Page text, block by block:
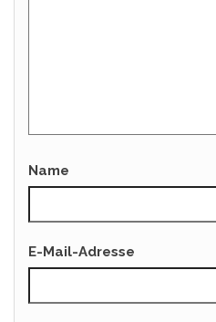
Name
E-Mail-Adresse